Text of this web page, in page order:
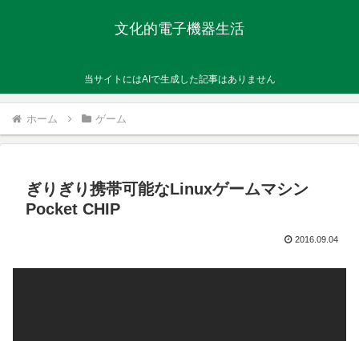
文化的電子機器生活
当サイトにはAIで生成した記事はありません
ホーム ゲーム
ぎりぎり携帯可能なLinuxゲームマシン
Pocket CHIP
2016.09.04